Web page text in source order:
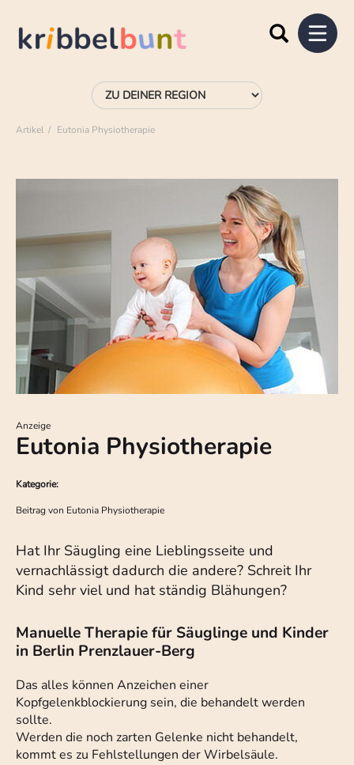
Artikel Eutonia Physiotherapie
Anzeige
Eutonia Physiotherapie
Kategorie:
Beitrag von Eutonia Physiotherapie
Hat Ihr Säugling eine Lieblingsseite und
vernachlässigt dadurch die andere? Schreit Ihr
Kind sehr viel und hat ständig Blähungen?
Manuelle Therapie für Säuglinge und Kinder
in Berlin Prenzlauer-Berg
Das alles können Anzeichen einer
Kopfgelenkblockierung sein, die behandelt werden
sollte.
Werden die noch zarten Gelenke nicht behandelt,
kommt es zu Fehlstellungen der Wirbelsäule.